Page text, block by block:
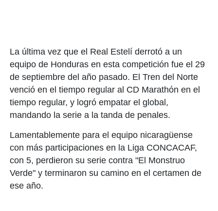
La última vez que el Real Estelí derrotó a un
equipo de Honduras en esta competición fue el 29
de septiembre del año pasado. El Tren del Norte
venció en el tiempo regular al CD Marathón en el
tiempo regular, y logró empatar el global,
mandando la serie a la tanda de penales.
Lamentablemente para el equipo nicaragüense
con más participaciones en la Liga CONCACAF,
con 5, perdieron su serie contra "El Monstruo
Verde" y terminaron su camino en el certamen de
ese año.